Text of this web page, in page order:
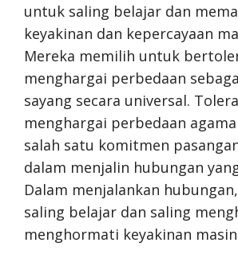
untuk saling belajar dan
keyakinan dan kepercayaan
Mereka memilih untuk
menghargai perbedaan
sayang secara universal.
menghargai perbedaan
salah satu komitmen
dalam menjalin hubungan
Dalam menjalankan
saling belajar dan saling
menghormati keyakinan